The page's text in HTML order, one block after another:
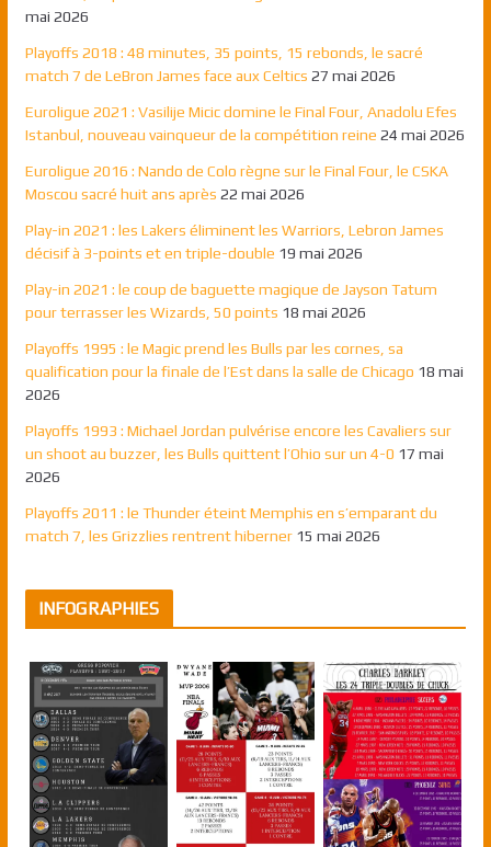
mai 2026
Playoffs 2018 : 48 minutes, 35 points, 15 rebonds, le sacré
match 7 de LeBron James face aux Celtics 27 mai 2026
Euroligue 2021 : Vasilije Micic domine le Final Four, Anadolu Efes
Istanbul, nouveau vainqueur de la compétition reine 24 mai 2026
Euroligue 2016 : Nando de Colo règne sur le Final Four, le CSKA
Moscou sacré huit ans après 22 mai 2026
Play-in 2021 : les Lakers éliminent les Warriors, Lebron James
décisif à 3-points et en triple-double 19 mai 2026
Play-in 2021 : le coup de baguette magique de Jayson Tatum
pour terrasser les Wizards, 50 points 18 mai 2026
Playoffs 1995 : le Magic prend les Bulls par les cornes, sa
qualification pour la finale de l’Est dans la salle de Chicago 18 mai
2026
Playoffs 1993 : Michael Jordan pulvérise encore les Cavaliers sur
un shoot au buzzer, les Bulls quittent l’Ohio sur un 4-0 17 mai
2026
Playoffs 2011 : le Thunder éteint Memphis en s’emparant du
match 7, les Grizzlies rentrent hiberner 15 mai 2026
INFOGRAPHIES